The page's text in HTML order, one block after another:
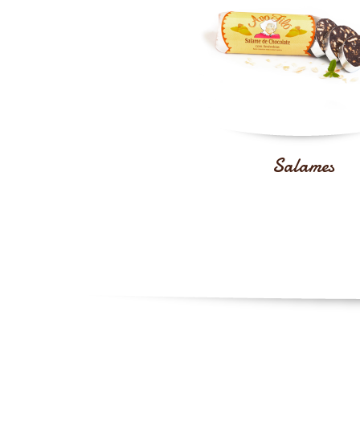
Salames